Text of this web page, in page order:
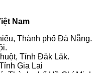
Nam
Thành phố Đà Nẵng.
Tỉnh Đăk Lăk.
Gia Lai